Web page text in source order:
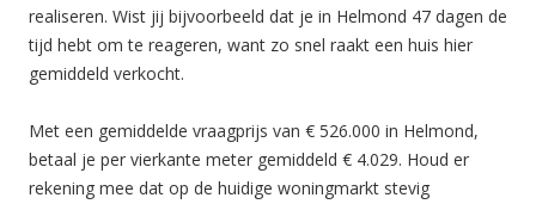
realiseren. Wist jij bijvoorbeeld dat je in Helmond 47 dagen de
tijd hebt om te reageren, want zo snel raakt een huis hier
gemiddeld verkocht.
Met een gemiddelde vraagprijs van € 526.000 in Helmond,
betaal je per vierkante meter gemiddeld € 4.029. Houd er
rekening mee dat op de huidige woningmarkt stevig